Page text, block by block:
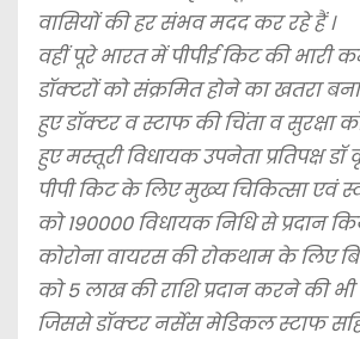
वासियों की हर संभव मदद कर रहे हैं ।
वहीं पूरे भारत में पीपीई किट की भारी
डॉक्टरों को संक्रमित होने का खतरा बना
हुए डॉक्टर व स्टाफ की चिंता व सुरक्षा
हुए मस्तूरी विधायक उपनेता प्रतिपक्ष डॉ
पीपी किट के लिए मुख्य चिकित्सा एवं
को 190000 विधायक निधि से प्रदान
कोरोना वायरस की रोकथाम के लिए
को 5 लाख की राशि प्रदान करने की भी
जिससे डॉक्टर नर्सेस मेडिकल स्टाफ